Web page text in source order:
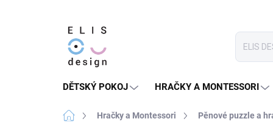
DĚTSKÝ POKOJ HRAČKY A MONTESSORI
Domů Hračky a Montessori Pěnové puzzle a